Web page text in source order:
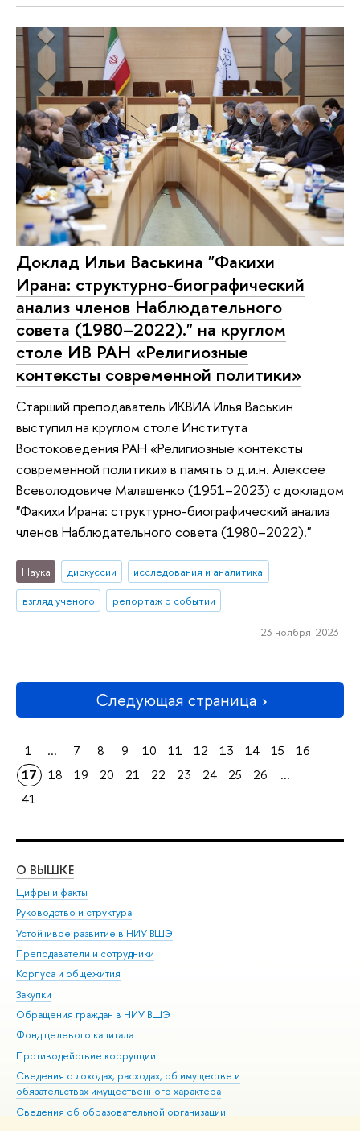
Доклад Ильи Васькина "Факихи
Ирана: структурно-биографический
анализ членов Наблюдательного
совета (1980–2022)." на круглом
столе ИВ РАН «Религиозные
контексты современной политики»
Старший преподаватель ИКВИА Илья Васькин
выступил на круглом столе Института
Востоковедения РАН «Религиозные контексты
современной политики» в память о д.и.н. Алексее
Всеволодовиче Малашенко (1951–2023) с докладом
"Факихи Ирана: структурно-биографический анализ
членов Наблюдательного совета (1980–2022)."
Наука дискуссии
исследования и аналитика
взгляд ученого
репортаж о событии
23 ноября 2023
Следующая страница
1 ... 7 8 9 10 11 12 13 14 15
16
17
18 19 20 21 22 23 24 25 26
...
41
О ВЫШКЕ
Цифры и факты
Руководство и структура
Устойчивое развитие в НИУ ВШЭ
Преподаватели и сотрудники
Корпуса и общежития
Закупки
Обращения граждан в НИУ ВШЭ
Фонд целевого капитала
Противодействие коррупции
Сведения о доходах, расходах, об имуществе и
обязательствах имущественного характера
Сведения об образовательной организации